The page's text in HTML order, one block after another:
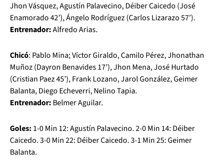
Jhon Vásquez, Agustín Palavecino, Déiber Caicedo (José
Enamorado 42’), Ángelo Rodríguez (Carlos Lizarazo 57’).
Entrenador:Alfredo Arias.
Chicó: Pablo Mina; Víctor Giraldo, Camilo Pérez, Jhonathan
Muñoz (Dayron Benavides 17’), Jhon Mena, José Hurtado
(Cristian Paez 45’), Frank Lozano, Jarol González, Geimer
Balanta, Diego Echeverri, Nelino Tapia.
Entrenador: Belmer Aguilar.
Goles: 1-0 Min 12: Agustín Palavecino. 2-0 Min 14: Déiber
Caicedo. 3-0 Min 22: Déiber Caicedo. 3-1 Min 25: Geimer
Balanta.